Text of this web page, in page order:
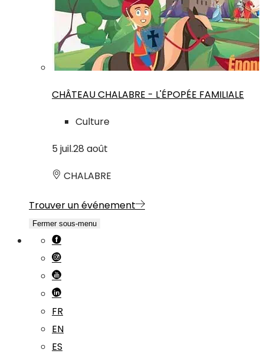
CHÂTEAU CHALABRE - L'ÉPOPÉE FAMILIALE
Culture
5 juil.28 août
CHALABRE
Trouver un événement
Fermer sous-menu
FR
EN
ES